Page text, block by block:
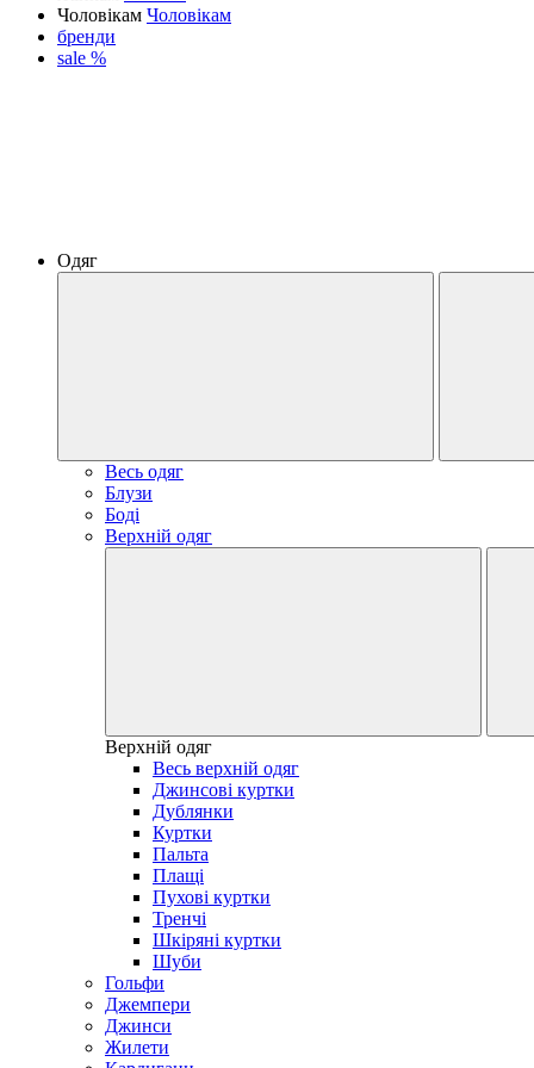
Чоловікам Чоловікам
бренди
sale %
Одяг
Весь одяг
Блузи
Боді
Верхній одяг
Верхній одяг
Весь верхній одяг
Джинсові куртки
Дублянки
Куртки
Пальта
Плащі
Пухові куртки
Тренчі
Шкіряні куртки
Шуби
Гольфи
Джемпери
Джинси
Жилети